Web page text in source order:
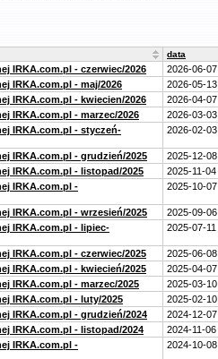
data
IRKA.com.pl - czerwiec/2026
2026-06-07
IRKA.com.pl - maj/2026
2026-05-13
IRKA.com.pl - kwiecien/2026
2026-04-07
IRKA.com.pl - marzec/2026
2026-03-03
IRKA.com.pl - styczeń-
2026-02-03
IRKA.com.pl - grudzień/2025
2025-12-08
IRKA.com.pl - listopad/2025
2025-11-04
IRKA.com.pl -
2025-10-07
IRKA.com.pl - wrzesień/2025
2025-09-06
IRKA.com.pl - lipiec-
2025-07-11
IRKA.com.pl - czerwiec/2025
2025-06-08
IRKA.com.pl - kwiecień/2025
2025-04-07
IRKA.com.pl - marzec/2025
2025-03-10
IRKA.com.pl - luty/2025
2025-02-10
IRKA.com.pl - grudzień/2024
2024-12-07
IRKA.com.pl - listopad/2024
2024-11-06
IRKA.com.pl -
2024-10-08